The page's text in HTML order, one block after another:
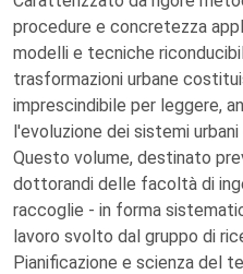
procedure e concretezza
modelli e tecniche
trasformazioni urbane
imprescindibile per leggere,
l'evoluzione dei sistemi
Questo volume, destinato
dottorandi delle facoltà di
raccoglie - in forma
lavoro svolto dal gruppo di
Pianificazione e scienza del